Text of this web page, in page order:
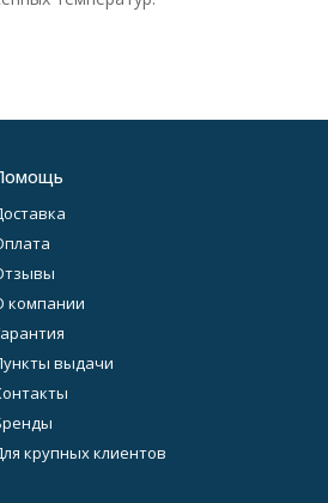
компании
выдачи
крупных клиентов